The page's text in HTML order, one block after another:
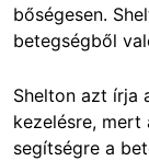
bőségesen.
betegségből
Shelton azt írja
kezelésre, mert
segítségre a